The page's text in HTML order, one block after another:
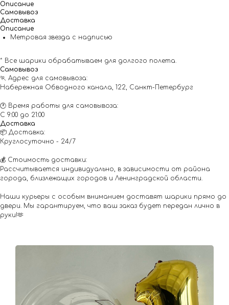
Описание
Самовывоз
Доставка
Описание
Метровая звезда с надписью
* Все шарики обрабатываем для долгого полета.
Самовывоз
🏃 Адрес для самовывоза:
Набережная Обводного канала, 122, Санкт-Петербург
🕐 Время работы для самовывоза:
С 9:00 до 21:00
Доставка
📦 Доставка:
Круглосуточно - 24/7
💰 Стоимость доставки:
Рассчитывается индивидуально, в зависимости от района
города, близлежащих городов и Ленинградской области.
Наши курьеры с особым вниманием доставят шарики прямо до
двери. Мы гарантируем, что ваш заказ будет передан лично в
руки!🫶